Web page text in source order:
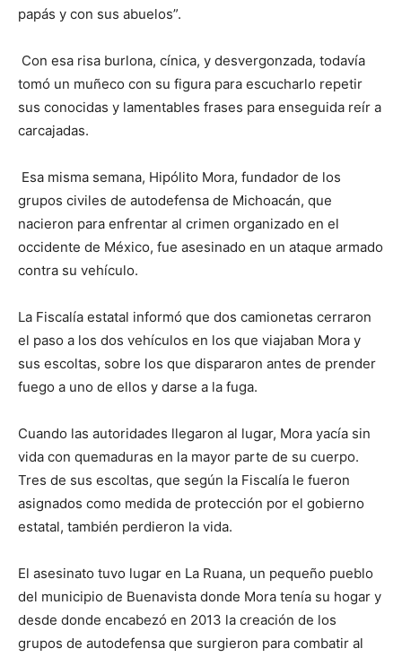
papás y con sus abuelos”.
Con esa risa burlona, cínica, y desvergonzada, todavía
tomó un muñeco con su figura para escucharlo repetir
sus conocidas y lamentables frases para enseguida reír a
carcajadas.
Esa misma semana, Hipólito Mora, fundador de los
grupos civiles de autodefensa de Michoacán, que
nacieron para enfrentar al crimen organizado en el
occidente de México, fue asesinado en un ataque armado
contra su vehículo.
La Fiscalía estatal informó que dos camionetas cerraron
el paso a los dos vehículos en los que viajaban Mora y
sus escoltas, sobre los que dispararon antes de prender
fuego a uno de ellos y darse a la fuga.
Cuando las autoridades llegaron al lugar, Mora yacía sin
vida con quemaduras en la mayor parte de su cuerpo.
Tres de sus escoltas, que según la Fiscalía le fueron
asignados como medida de protección por el gobierno
estatal, también perdieron la vida.
El asesinato tuvo lugar en La Ruana, un pequeño pueblo
del municipio de Buenavista donde Mora tenía su hogar y
desde donde encabezó en 2013 la creación de los
grupos de autodefensa que surgieron para combatir al